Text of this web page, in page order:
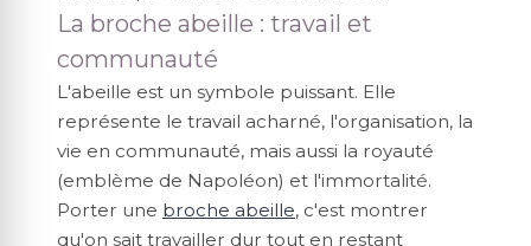
La broche abeille : travail et
communauté
L'abeille est un symbole puissant. Elle
représente le travail acharné, l'organisation, la
vie en communauté, mais aussi la royauté
(emblème de Napoléon) et l'immortalité.
Porter une broche abeille, c'est montrer
qu'on sait travailler dur tout en restant